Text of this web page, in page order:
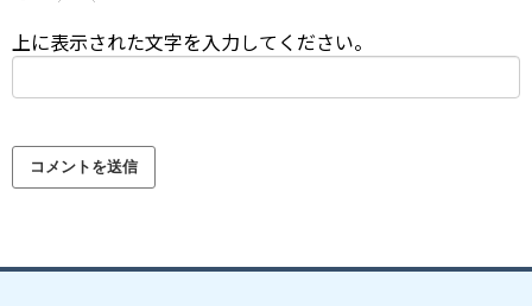
上に表示された文字を入力してください。